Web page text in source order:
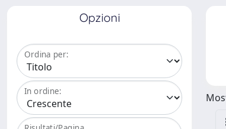
Opzioni
Ordina per:
In ordine: